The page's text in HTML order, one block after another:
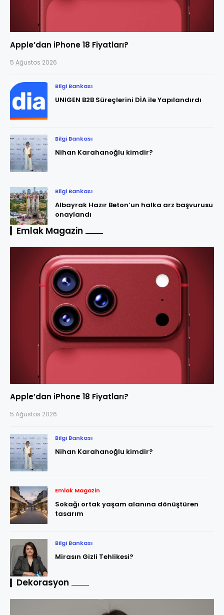
Apple’dan iPhone 18 Fiyatları?
5 Ağustos 2026
Bilgi Bankası
UNIGEN B2B Süreçlerini DİA ile Yapılandırdı
Bilgi Bankası
Nihan Karahanoğlu kimdir?
Bilgi Bankası
Albayrak Hazır Beton’un halka arz başvurusu
onaylandı
Emlak Magazin
Apple’dan iPhone 18 Fiyatları?
5 Ağustos 2026
Bilgi Bankası
Nihan Karahanoğlu kimdir?
Emlak Magazin
Sokağı ortak yaşam alanına dönüştüren
tasarım
Bilgi Bankası
Mirasın Gizli Tehlikesi?
Dekorasyon